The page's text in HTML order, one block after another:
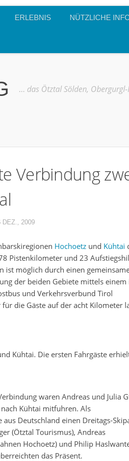
ERLEBNIS NÜTZLICHE
… das Ötztal Sölden,
Verbindung
2009
Hochoetz und Kühtai
Pistenkilometer und 23
ist möglich durch einen
der beiden Gebiete mittels einem
und Verkehrsverbund Tirol
die Gäste auf der acht Kilometer
Kühtai. Die ersten Fahrgäste
waren Andreas und Julia
Kühtai mitfuhren. Als
aus Deutschland einen Dreitags-
(Ötztal Tourismus), Andreas
Hochoetz) und Philip
das Präsent.